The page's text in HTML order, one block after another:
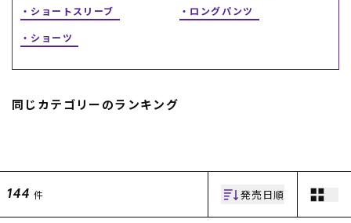
サーフTOP
CONTENTS SUPPORT
ショートスリーブ
ロングパンツ
ショーツ
同じカテゴリーのランキング
144 件 発売日順